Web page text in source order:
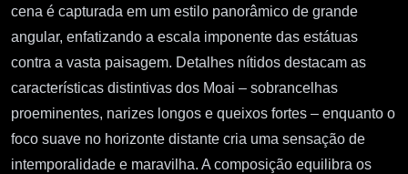
cena é capturada em um estilo panorâmico de grande
angular, enfatizando a escala imponente das estátuas
contra a vasta paisagem. Detalhes nítidos destacam as
características distintivas dos Moai – sobrancelhas
proeminentes, narizes longos e queixos fortes – enquanto o
foco suave no horizonte distante cria uma sensação de
intemporalidade e maravilha. A composição equilibra os